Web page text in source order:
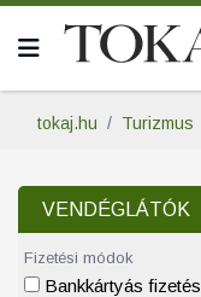
tokaj.hu Turizmus
VENDÉGLÁTÓK
Fizetési módok
Bankkártyás fizetés